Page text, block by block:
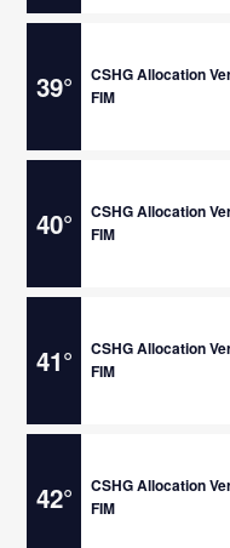
39°
CSHG Allocation
FIM
40°
CSHG Allocation
FIM
41°
CSHG Allocation
FIM
42°
CSHG Allocation
FIM